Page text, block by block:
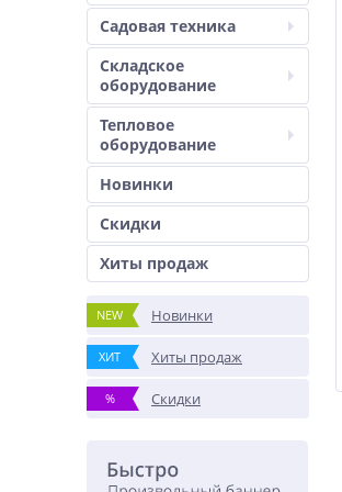
Садовая техника
Складское
оборудование
Тепловое
оборудование
Новинки
Скидки
Хиты продаж
NEW Новинки
ХИТ Хиты продаж
% Скидки